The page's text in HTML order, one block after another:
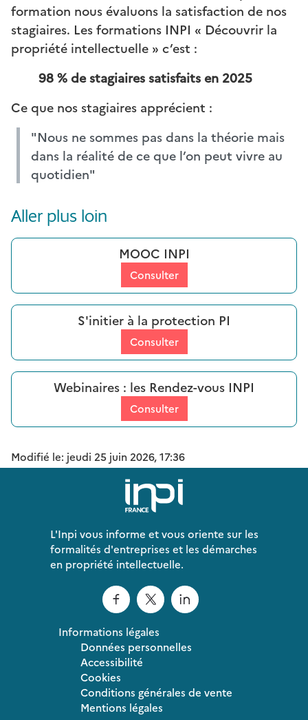
formation nous évaluons la satisfaction de nos
stagiaires. Les formations INPI « Découvrir la
propriété intellectuelle » c’est :
98 % de stagiaires satisfaits en 2025
Ce que nos stagiaires apprécient :
"Nous ne sommes pas dans la théorie mais
dans la réalité de ce que l’on peut vivre au
quotidien"
Aller plus loin
MOOC INPI
Consulter
S'initier à la protection PI
Consulter
Webinaires : les Rendez-vous INPI
Consulter
Modifié le: jeudi 25 juin 2026, 17:36
L'Inpi vous informe et vous oriente sur les
formalités d'entreprises et les démarches
en propriété intellectuelle.
Informations légales
Données personnelles
Accessibilité
Cookies
Conditions générales de vente
Mentions légales